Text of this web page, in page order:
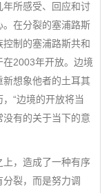
所感受、回应和讨
在分裂的塞浦路斯
制的塞浦路斯共和
在2003年开放。边境
想象他者的土耳其
“边境的开放将当
有的关于当下的意
，造成了一种有序
裂，而是努力调